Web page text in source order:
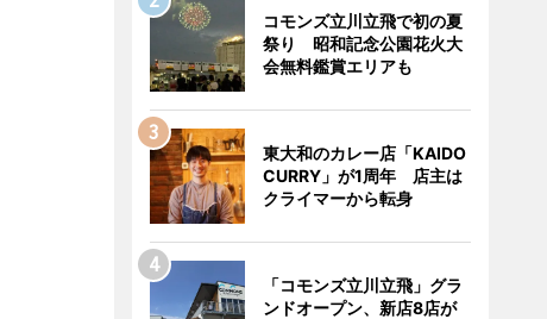
コモンズ立川立飛で初の夏
祭り 昭和記念公園花火大
会無料鑑賞エリアも
東大和のカレー店「KAIDO
CURRY」が1周年 店主は
クライマーから転身
「コモンズ立川立飛」グラ
ンドオープン、新店8店が